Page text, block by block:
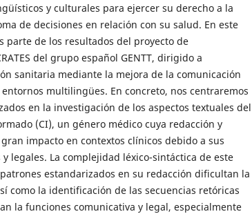
y culturales para ejercer su derecho a la
de decisiones en relación con su salud. En este
parte de los resultados del proyecto de
del grupo español GENTT, dirigido a
sanitaria mediante la mejora de la comunicación
multilingües. En concreto, nos centraremos
en la investigación de los aspectos textuales del
(CI), un género médico cuya redacción y
impacto en contextos clínicos debido a sus
legales. La complejidad léxico-sintáctica de este
estandarizados en su redacción dificultan la
como la identificación de las secuencias retóricas
la funciones comunicativa y legal, especialmente